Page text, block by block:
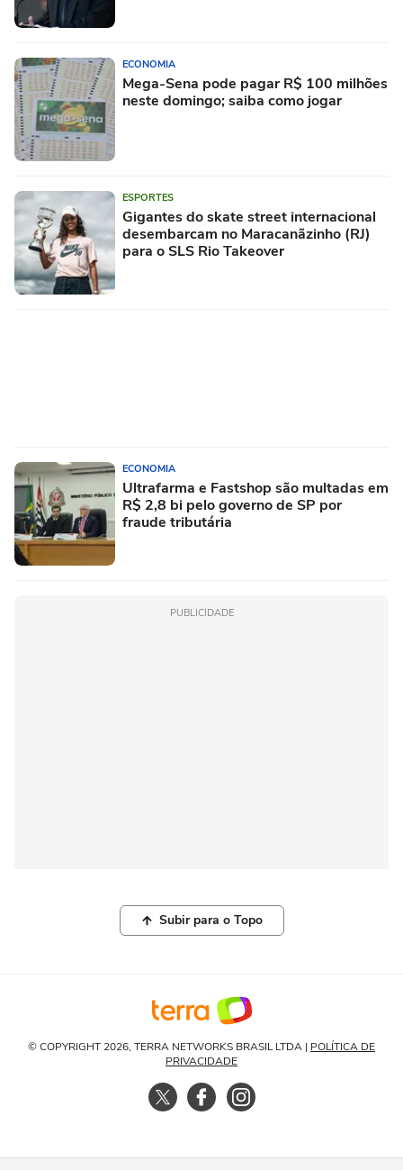
ECONOMIA
Mega-Sena pode pagar R$ 100 milhões
neste domingo; saiba como jogar
ESPORTES
Gigantes do skate street internacional
desembarcam no Maracanãzinho (RJ)
para o SLS Rio Takeover
ECONOMIA
Ultrafarma e Fastshop são multadas em
R$ 2,8 bi pelo governo de SP por
fraude tributária
PUBLICIDADE
Subir para o Topo
© COPYRIGHT 2026, TERRA NETWORKS BRASIL LTDA | POLÍTICA DE
PRIVACIDADE